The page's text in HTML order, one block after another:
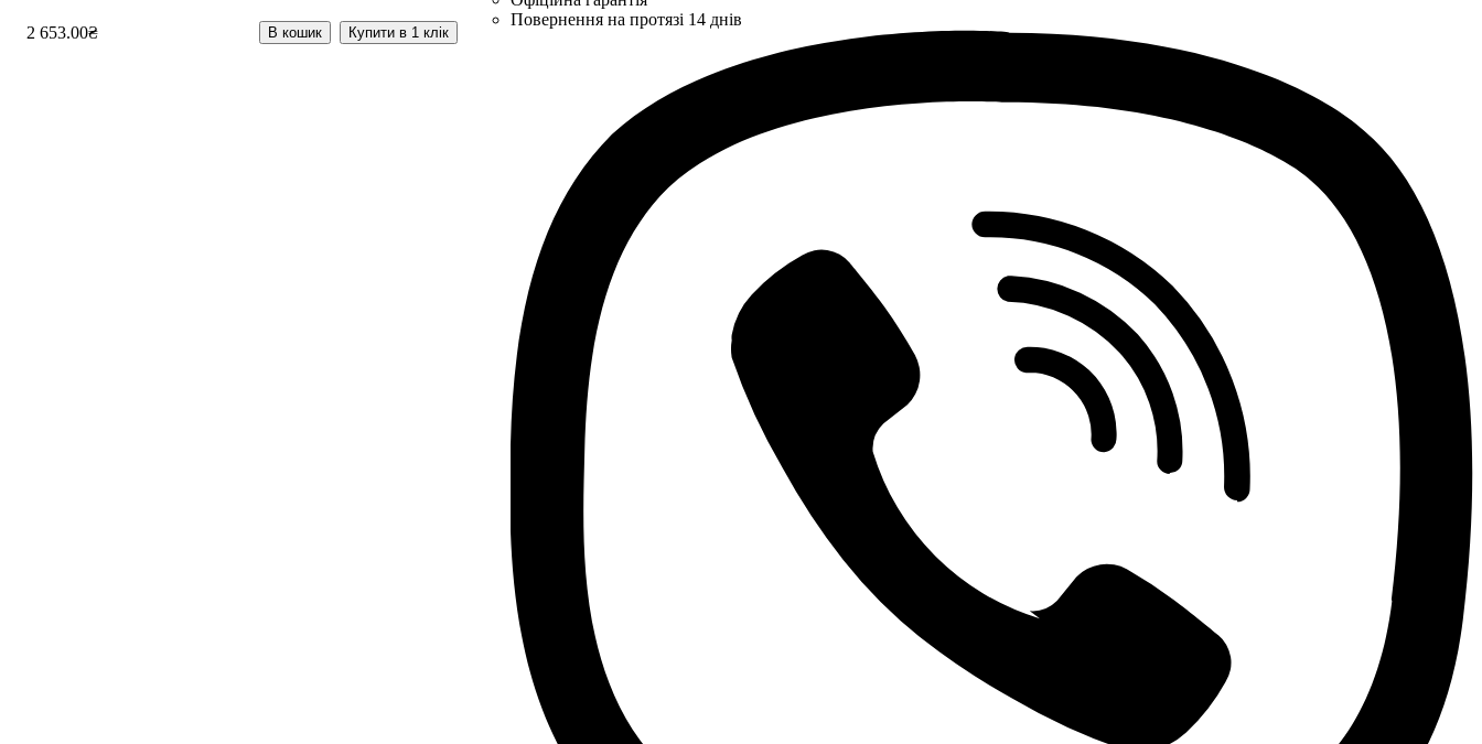
2 653.00₴ В кошик Купити в 1 клік
Повернення на протязі 14 днів